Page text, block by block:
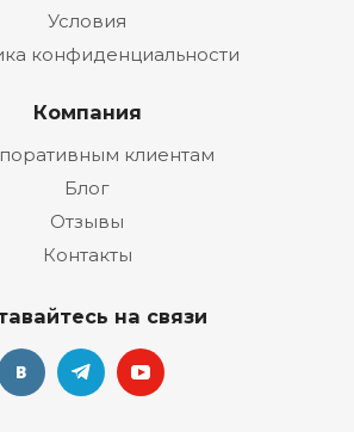
Условия
конфиденциальности
Компания
клиентам
Блог
Отзывы
Контакты
на связи